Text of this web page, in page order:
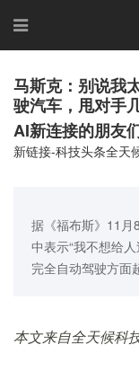
马斯克：别说我
驶汽车，甩对手
AI新连接的朋友
新链接-科技头条全天
据《福布斯》11月
中表示“我不想给
完全自动驾驶方面
本文来自全天候科